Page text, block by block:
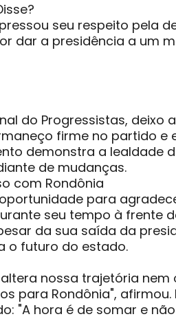
seu respeito pela
dar a presidência a um
do Progressistas, deixo
firme no partido e
demonstra a lealdade
de mudanças.
com Rondônia
para
seu tempo à frente
da sua saída da
o futuro do estado.
nossa trajetória nem
para Rondônia", afirmou.
"A hora é de somar e